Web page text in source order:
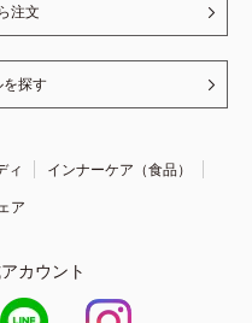
注文
探す
ィ
インナーケア（食品）
ア
カウント